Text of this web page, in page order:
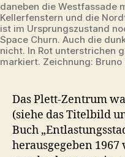
daneben die Westfassade
Kellerfenstern und die
ist im Ursprungszustand
Space Churn. Auch die
nicht. In Rot unterstrichen
markiert. Zeichnung: Bruno
Das Plett-Zentrum
(siehe das Titelbild
Buch
herausgegeben